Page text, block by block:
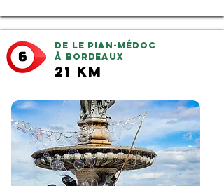
De Le Pian-Médoc
à Bordeaux
21 km